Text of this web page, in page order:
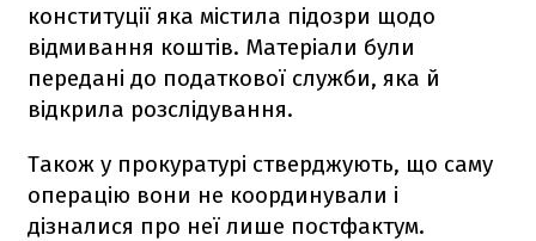
конституції яка містила підозри щодо
відмивання коштів. Матеріали були
передані до податкової служби, яка й
відкрила розслідування.
Також у прокуратурі стверджують, що саму
операцію вони не координували і
дізналися про неї лише постфактум.